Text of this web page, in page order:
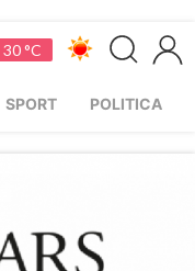
30 °C
SPORT POLITICA